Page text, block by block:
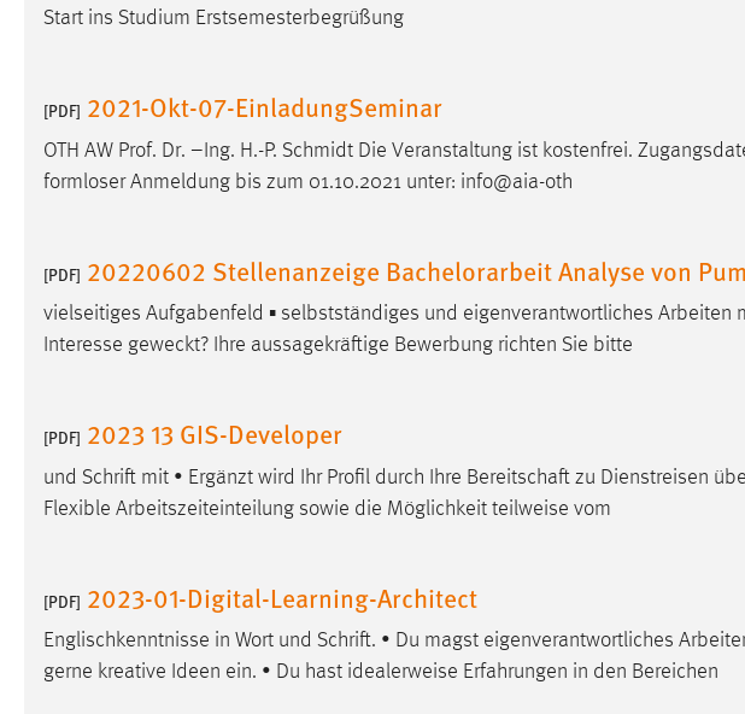
Start ins Studium Erstsemesterbegrüßung
[PDF] 2021-Okt-07-EinladungSeminar
OTH AW Prof. Dr. –Ing. H.-P. Schmidt Die Veranstaltung ist kostenfrei.
formloser Anmeldung bis zum 01.10.2021 unter: info@aia-oth
[PDF] 20220602 Stellenanzeige Bachelorarbeit Analyse von
vielseitiges Aufgabenfeld ▪ selbstständiges und eigenverantwortliches Arbeiten
Interesse geweckt? Ihre aussagekräftige Bewerbung richten Sie bitte
[PDF] 2023 13 GIS-Developer
und Schrift mit • Ergänzt wird Ihr Profil durch Ihre Bereitschaft zu Dienstreisen
Flexible Arbeitszeiteinteilung sowie die Möglichkeit teilweise vom
[PDF] 2023-01-Digital-Learning-Architect
Englischkenntnisse in Wort und Schrift. • Du magst eigenverantwortliches
gerne kreative Ideen ein. • Du hast idealerweise Erfahrungen in den Bereichen